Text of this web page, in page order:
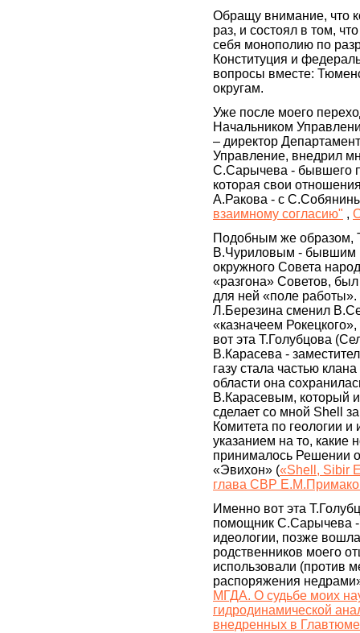
Обращу внимание, что
раз, и состоял в том,
себя монополию по
Конституция и
вопросы вместе:
округам.
Уже после моего
Начальником
– директор
Управление, внедрил
С.Сарычева - бывшего
которая свои
А.Ракова - с
взаимному согласию" ,
Подобным же образом,
В.Чуриловым - бывшим
окружного Совета
«разгона» Советов,
для ней «поле работы».
Л.Березина сменил
«казначеем
вот эта Т.Голубцова
В.Карасева -
газу стала частью
области она
В.Карасевым, который
сделает со мной Shell
Комитета по геологии
указанием на то, какие
принималось Решении
«Эвихон» («Shell, Sibir
глава СВР
Именно вот эта
помощник С.Сарычева -
идеологии, позже
родственников моего
использовали (против
распоряжения
МГДА. О судьбе моих
гидродинамической
внедренных в